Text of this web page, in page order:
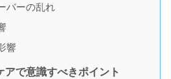
バーの乱れ
響
で意識すべきポイント